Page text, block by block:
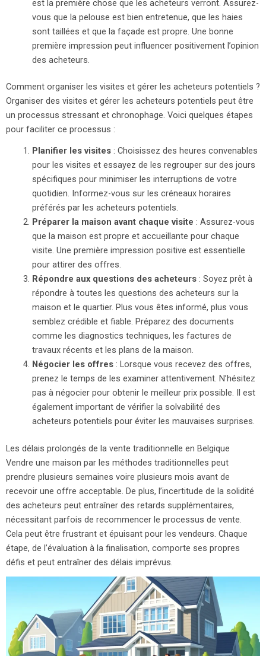
est la première chose que les acheteurs verront. Assurez-
vous que la pelouse est bien entretenue, que les haies
sont taillées et que la façade est propre. Une bonne
première impression peut influencer positivement l’opinion
des acheteurs.
Comment organiser les visites et gérer les acheteurs potentiels ?
Organiser des visites et gérer les acheteurs potentiels peut être
un processus stressant et chronophage. Voici quelques étapes
pour faciliter ce processus :
Planifier les visites: Choisissez des heures convenables
pour les visites et essayez de les regrouper sur des jours
spécifiques pour minimiser les interruptions de votre
quotidien. Informez-vous sur les créneaux horaires
préférés par les acheteurs potentiels.
Préparer la maison avant chaque visite : Assurez-vous
que la maison est propre et accueillante pour chaque
visite. Une première impression positive est essentielle
pour attirer des offres.
Répondre aux questions des acheteurs: Soyez prêt à
répondre à toutes les questions des acheteurs sur la
maison et le quartier. Plus vous êtes informé, plus vous
semblez crédible et fiable. Préparez des documents
comme les diagnostics techniques, les factures de
travaux récents et les plans de la maison.
Négocier les offres: Lorsque vous recevez des offres,
prenez le temps de les examiner attentivement. N’hésitez
pas à négocier pour obtenir le meilleur prix possible. Il est
également important de vérifier la solvabilité des
acheteurs potentiels pour éviter les mauvaises surprises.
Les délais prolongés de la vente traditionnelle en Belgique
Vendre une maison par les méthodes traditionnelles peut
prendre plusieurs semaines voire plusieurs mois avant de
recevoir une offre acceptable. De plus, l’incertitude de la solidité
des acheteurs peut entraîner des retards supplémentaires,
nécessitant parfois de recommencer le processus de vente.
Cela peut être frustrant et épuisant pour les vendeurs. Chaque
étape, de l’évaluation à la finalisation, comporte ses propres
défis et peut entraîner des délais imprévus.